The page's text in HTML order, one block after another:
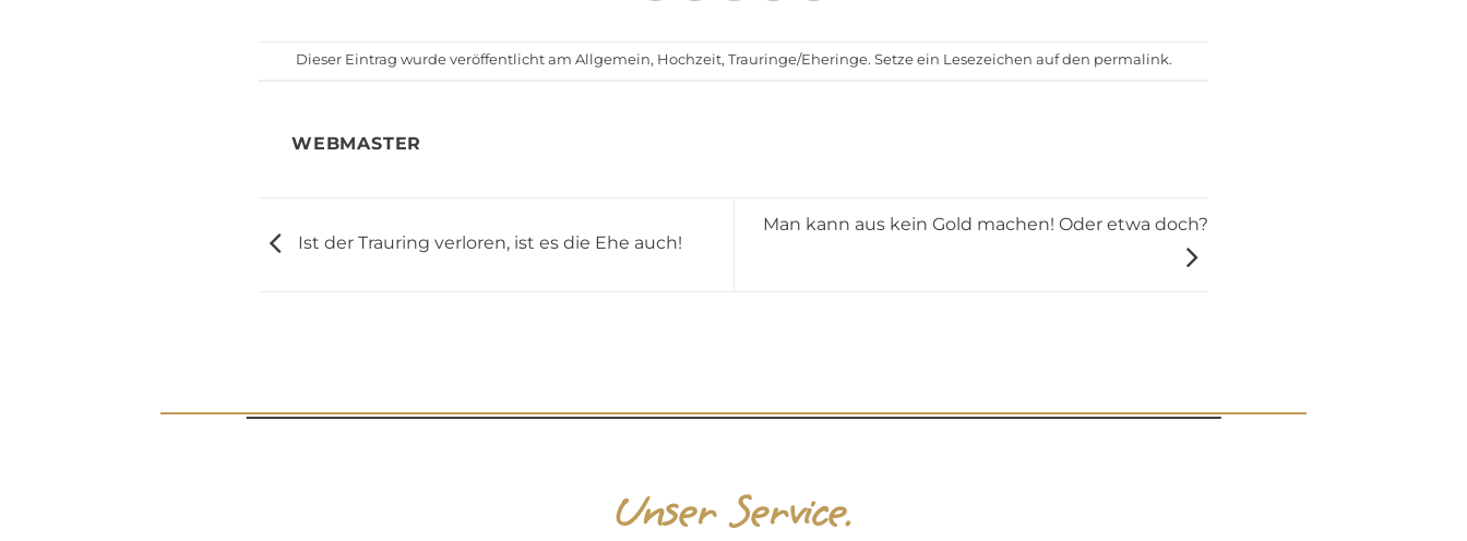
Dieser Eintrag wurde veröffentlicht am Allgemein, Hochzeit, Trauringe/Eheringe. Setze ein Lesezeichen auf den permalink.
WEBMASTER
Ist der Trauring verloren, ist es die Ehe auch!
Man kann aus kein Gold machen! Oder etwa doch?
Unser Service.